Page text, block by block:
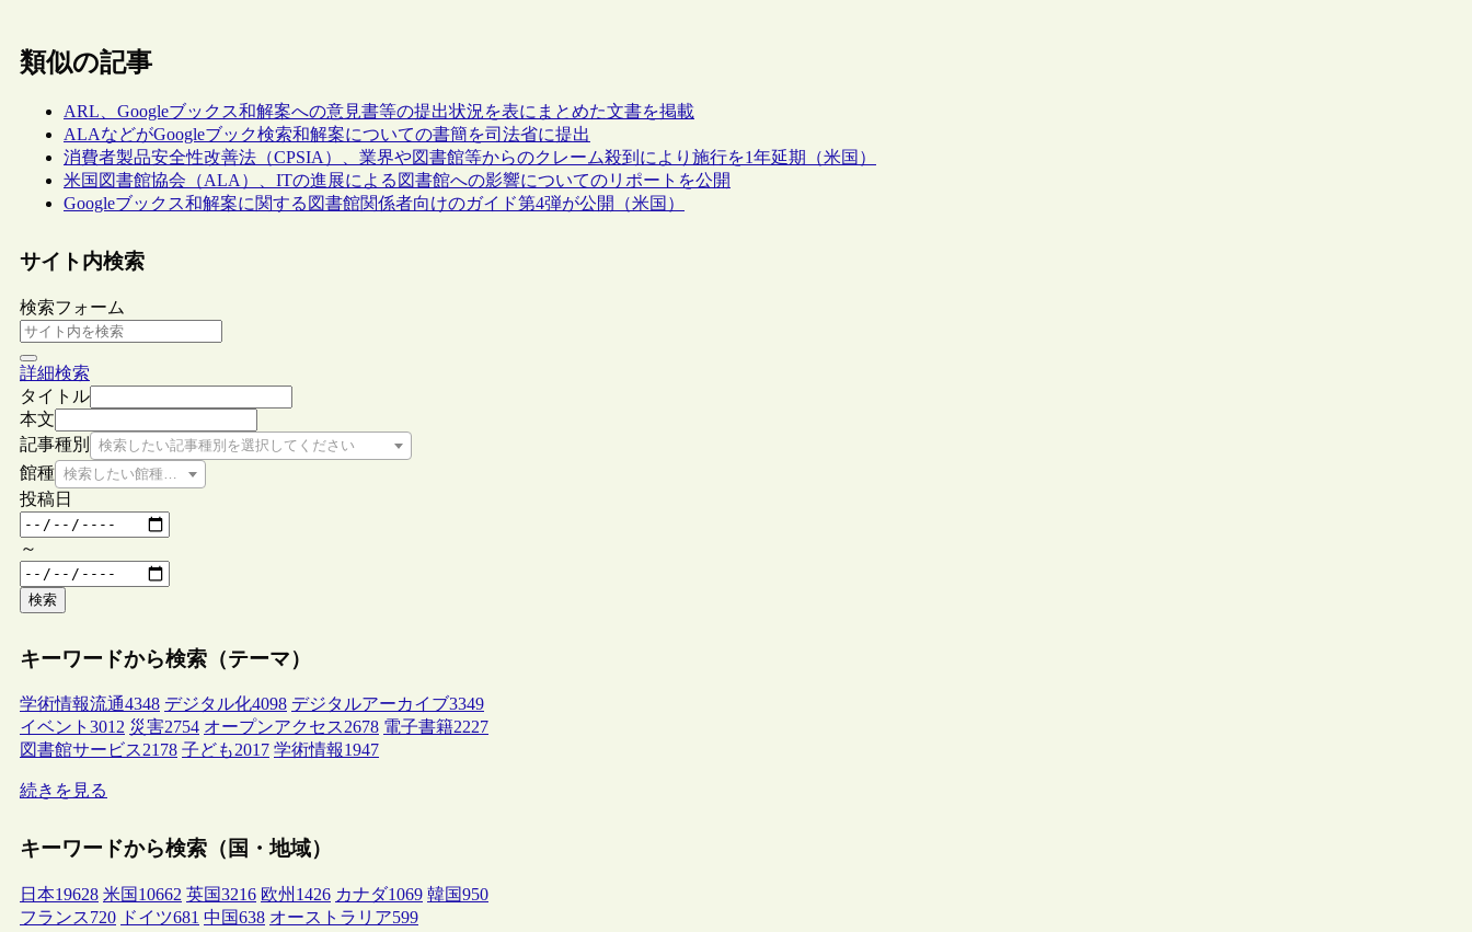
類似の記事
ARL、Googleブックス和解案への意見書等の提出状況を表にまとめた文書を掲載
ALAなどがGoogleブック検索和解案についての書簡を司法省に提出
消費者製品安全性改善法（CPSIA）、業界や図書館等からのクレーム殺到により施行を1年延期（米国）
米国図書館協会（ALA）、ITの進展による図書館への影響についてのリポートを公開
Googleブックス和解案に関する図書館関係者向けのガイド第4弾が公開（米国）
サイト内検索
検索フォーム
詳細検索
タイトル
本文
記事種別
検索したい記事種別を選択してください
館種 検索したい館種を選択してください
投稿日
～
検索
キーワードから検索（テーマ）
学術情報流通4348 デジタル化4098 デジタルアーカイブ3349
イベント 3012 災害2754 オープンアクセス2678 電子書籍2227
図書館サービス2178 子ども2017 学術情報1947
続きを見る
キーワードから検索（国・地域）
日本19628 米国 10662 英国3216 欧州 1426 カナダ1069 韓国950
フランス720 ドイツ681 中国638 オーストラリア599